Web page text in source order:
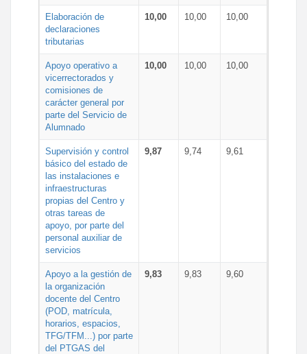
Elaboración de
declaraciones
tributarias
10,00 10,00 10,00
Apoyo operativo a
vicerrectorados y
comisiones de
carácter general por
parte del Servicio de
Alumnado
10,00 10,00 10,00
Supervisión y control
básico del estado de
las instalaciones e
infraestructuras
propias del Centro y
otras tareas de
apoyo, por parte del
personal auxiliar de
servicios
9,87 9,74 9,61
Apoyo a la gestión de
la organización
docente del Centro
(POD, matrícula,
horarios, espacios,
TFG/TFM...) por parte
del PTGAS del
9,83 9,83 9,60